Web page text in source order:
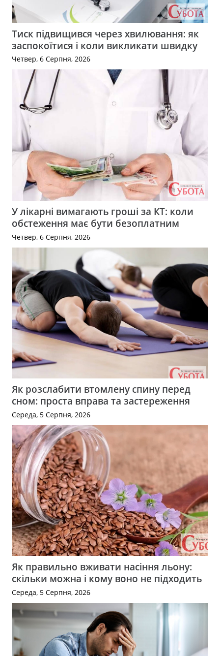
Тиск підвищився через хвилювання: як
заспокоїтися і коли викликати швидку
Четвер, 6 Серпня, 2026
У лікарні вимагають гроші за КТ: коли
обстеження має бути безоплатним
Четвер, 6 Серпня, 2026
Як розслабити втомлену спину перед
сном: проста вправа та застереження
Середа, 5 Серпня, 2026
Як правильно вживати насіння льону:
скільки можна і кому воно не підходить
Середа, 5 Серпня, 2026